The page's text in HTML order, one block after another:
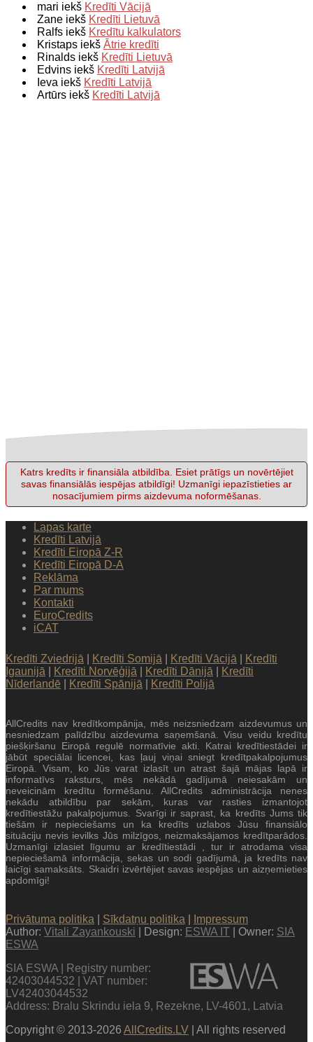
mari iekš Kredīti Vācijā
Zane iekš Kredīti Lietuvā
Ralfs iekš Kredītu kalkulators
Kristaps iekš Ātrie kredīti
Rinalds iekš Kredīti Lietuvā
Edvins iekš Kredīti Latvijā
Ieva iekš Kredīti Latvijā
Artūrs iekš Kredīti Latvijā
Katrs kredīts ir finansiāla atbildība. Esiet prātīgs un novērtējiet
savas finansiālās iespējas atbildīgi! Uzmanīgi iepazīstieties ar
nosacījumiem pirms aizdevuma noformēšanas.
Lapas karte
Kredīti Latvijā
Kredīti Eiropā Z-R
Kredīti Eiropā D-A
Reklāma
Par mums
Kontakti
EuroCredits
iCAT
Kredīti Zviedrijā Kredīti Somijā Kredīti Vācijā
Kredīti
Igaunijā
Kredīti Norvēģijā Kredīti Dānijā
Kredīti
Nīderlandē
Kredīti Spānijā Kredīti Polijā
AllCredits nav kredītkompānija, mēs neizsniedzam aizdevumus un
nesniedzam palīdzību aizdevuma saņemšanā. Visu veidu kredītu
piešķiršanu Eiropā regulē normatīvie akti. Katrai kredītiestādei ir
jābūt speciālai licencei, kas ļauj viņai sniegt kredītpakalpojumus
Eiropā. Visam, ko Jūs varat izlasīt un atrast šajā mājas lapā ir
informatīvs raksturs, mēs nekādā gadījumā neiesakām un
neveicinām kredītu formēšanu. AllCredits administrācija nenes
nekādu atbildību par sekām, kuras var rasties izmantojot
kredītiestāžu pakalpojumus. Svarīgi ir saprast, ka kredīts Jums tik
tiešām ir nepieciešams un ka kredīts uzlabos Jūsu finansiālo
situāciju nevis ievilks Jūs milzīgos, neizmaksājamos kredītparādos.
Uzmanīgi izlasiet līgumu ar kredītiestādi , tur ir atrodama visa
nepieciešamā informācija, sekas un sodi gadījumā, ja kredīts nav
laicīgi samaksāts. Skaidri izvērtējiet savas iespējas un aizņemieties
apdomīgi!
Privātuma politika Sīkdatņu politika
Impressum
Author: Vitali Zayankouski | Design: ESWA IT | Owner: SIA
ESWA
SIA ESWA | Registry number:
42403044532 | VAT number:
LV42403044532
Address: Bralu Skrindu iela 9, Rezekne, LV-4601, Latvia
Copyright © 2013-2026 AllCredits.LV | All rights reserved